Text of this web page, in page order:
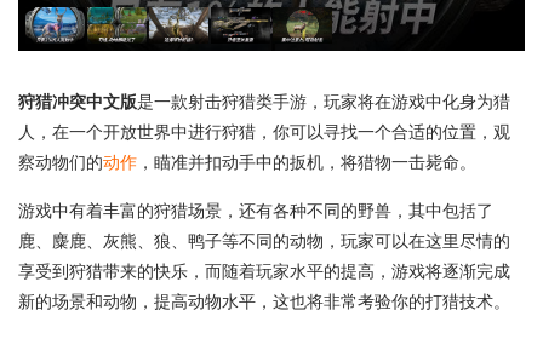
狩猎冲突中文版是一款射击狩猎类手游，玩家将在游戏中化身为猎
人，在一个开放世界中进行狩猎，你可以寻找一个合适的位置，观
察动物们的动作 ，瞄准并扣动手中的扳机，将猎物一击毙命。
游戏中有着丰富的狩猎场景，还有各种不同的野兽，其中包括了
鹿、麋鹿、灰熊、狼、鸭子等不同的动物，玩家可以在这里尽情的
享受到狩猎带来的快乐，而随着玩家水平的提高，游戏将逐渐完成
新的场景和动物，提高动物水平，这也将非常考验你的打猎技术。